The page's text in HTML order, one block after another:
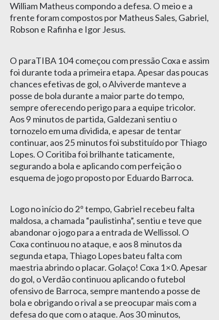
William Matheus compondo a defesa. O meio e a
frente foram compostos por Matheus Sales, Gabriel,
Robson e Rafinha e Igor Jesus.
O paraTIBA 104 começou com pressão Coxa e assim
foi durante toda a primeira etapa. Apesar das poucas
chances efetivas de gol, o Alviverde manteve a
posse de bola durante a maior parte do tempo,
sempre oferecendo perigo para a equipe tricolor.
Aos 9 minutos de partida, Galdezani sentiu o
tornozelo em uma dividida, e apesar de tentar
continuar, aos 25 minutos foi substituído por Thiago
Lopes. O Coritiba foi brilhante taticamente,
segurando a bola e aplicando com perfeição o
esquema de jogo proposto por Eduardo Barroca.
Logo no início do 2º tempo, Gabriel recebeu falta
maldosa, a chamada “paulistinha”, sentiu e teve que
abandonar o jogo para a entrada de Wellissol. O
Coxa continuou no ataque, e aos 8 minutos da
segunda etapa, Thiago Lopes bateu falta com
maestria abrindo o placar. Golaço! Coxa 1×0. Apesar
do gol, o Verdão continuou aplicando o futebol
ofensivo de Barroca, sempre mantendo a posse de
bola e obrigando o rival a se preocupar mais com a
defesa do que com o ataque. Aos 30 minutos,